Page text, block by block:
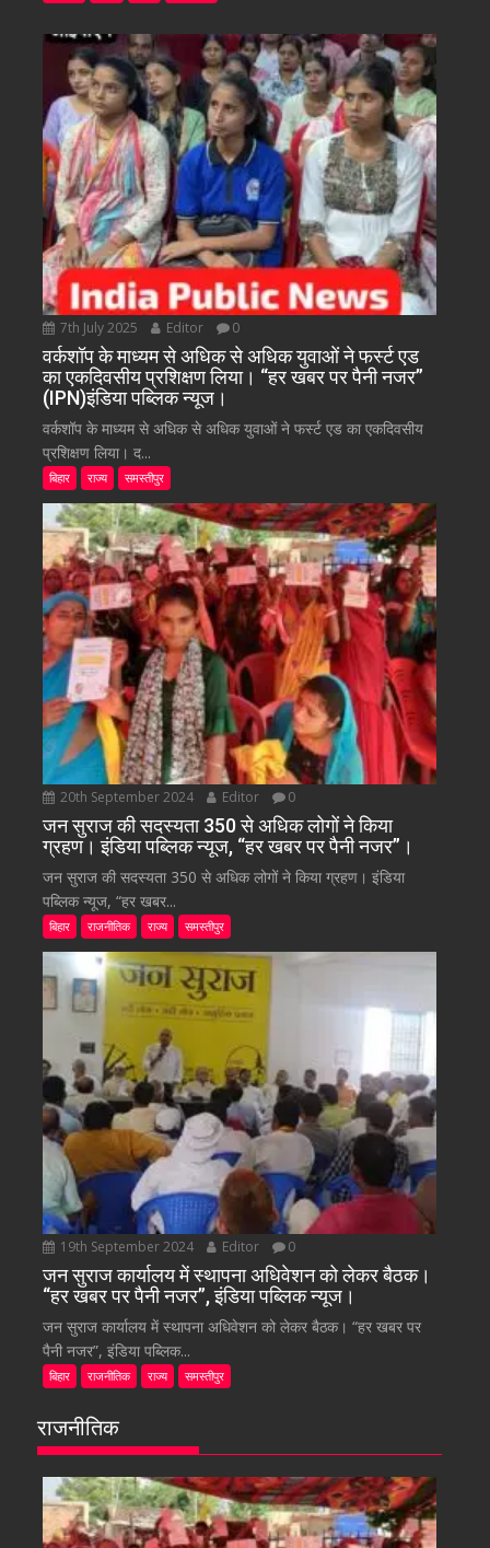
7th July 2025 Editor 0
वर्कशॉप के माध्यम से अधिक से अधिक युवाओं ने फर्स्ट एड
का एकदिवसीय प्रशिक्षण लिया। “हर खबर पर पैनी नजर”
(IPN)इंडिया पब्लिक न्यूज।
वर्कशॉप के माध्यम से अधिक से अधिक युवाओं ने फर्स्ट एड का एकदिवसीय
प्रशिक्षण लिया। द...
बिहार राज्य समस्तीपुर
20th September 2024 Editor 0
जन सुराज की सदस्यता 350 से अधिक लोगों ने किया
ग्रहण। इंडिया पब्लिक न्यूज, “हर खबर पर पैनी नजर”।
जन सुराज की सदस्यता 350 से अधिक लोगों ने किया ग्रहण। इंडिया
पब्लिक न्यूज, “हर खबर...
बिहार राजनीतिक राज्य समस्तीपुर
19th September 2024 Editor 0
जन सुराज कार्यालय में स्थापना अधिवेशन को लेकर बैठक।
“हर खबर पर पैनी नजर”, इंडिया पब्लिक न्यूज।
जन सुराज कार्यालय में स्थापना अधिवेशन को लेकर बैठक। “हर खबर पर
पैनी नजर”, इंडिया पब्लिक...
बिहार राजनीतिक राज्य समस्तीपुर
राजनीतिक